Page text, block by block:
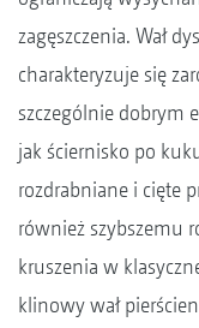
zagęszczenia. Wał
charakteryzuje się
szczególnie dobrym
jak ściernisko po
rozdrabniane i cięte
również szybszemu
kruszenia w
klinowy wał